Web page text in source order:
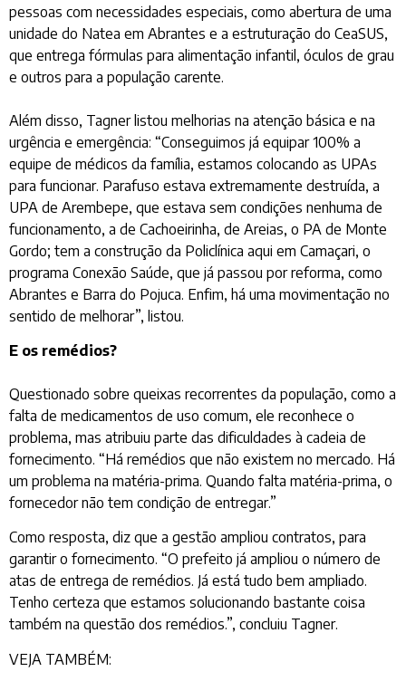
pessoas com necessidades especiais, como abertura de uma
unidade do Natea em Abrantes e a estruturação do CeaSUS,
que entrega fórmulas para alimentação infantil, óculos de grau
e outros para a população carente.
Além disso, Tagner listou melhorias na atenção básica e na
urgência e emergência: “Conseguimos já equipar 100% a
equipe de médicos da família, estamos colocando as UPAs
para funcionar. Parafuso estava extremamente destruída, a
UPA de Arembepe, que estava sem condições nenhuma de
funcionamento, a de Cachoeirinha, de Areias, o PA de Monte
Gordo; tem a construção da Policlínica aqui em Camaçari, o
programa Conexão Saúde, que já passou por reforma, como
Abrantes e Barra do Pojuca. Enfim, há uma movimentação no
sentido de melhorar”, listou.
E os remédios?
Questionado sobre queixas recorrentes da população, como a
falta de medicamentos de uso comum, ele reconhece o
problema, mas atribuiu parte das dificuldades à cadeia de
fornecimento. “Há remédios que não existem no mercado. Há
um problema na matéria-prima. Quando falta matéria-prima, o
fornecedor não tem condição de entregar.”
Como resposta, diz que a gestão ampliou contratos, para
garantir o fornecimento. “O prefeito já ampliou o número de
atas de entrega de remédios. Já está tudo bem ampliado.
Tenho certeza que estamos solucionando bastante coisa
também na questão dos remédios.”, concluiu Tagner.
VEJA TAMBÉM: